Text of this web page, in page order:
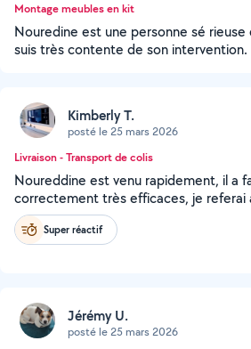
Montage meubles en kit
Nouredine est une personne sé
suis très contente de son intervention.
Kimberly T.
posté le 25 mars 2026
Livraison - Transport de colis
Noureddine est venu rapidement, il a
correctement très efficaces, je referai
Super réactif
Jérémy U.
posté le 25 mars 2026